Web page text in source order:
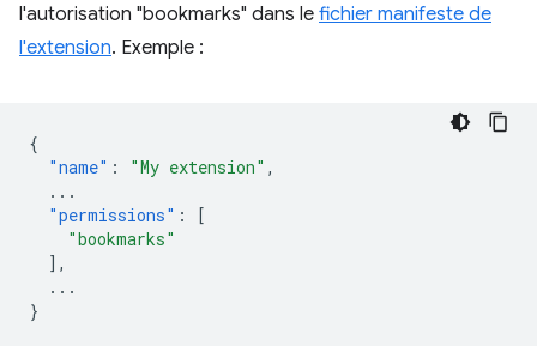
l'autorisation "bookmarks" dans le fichier manifeste de
l'extension. Exemple :
{
"name" : "My extension" ,
...
"permissions" :
[
"bookmarks"
],
...
}